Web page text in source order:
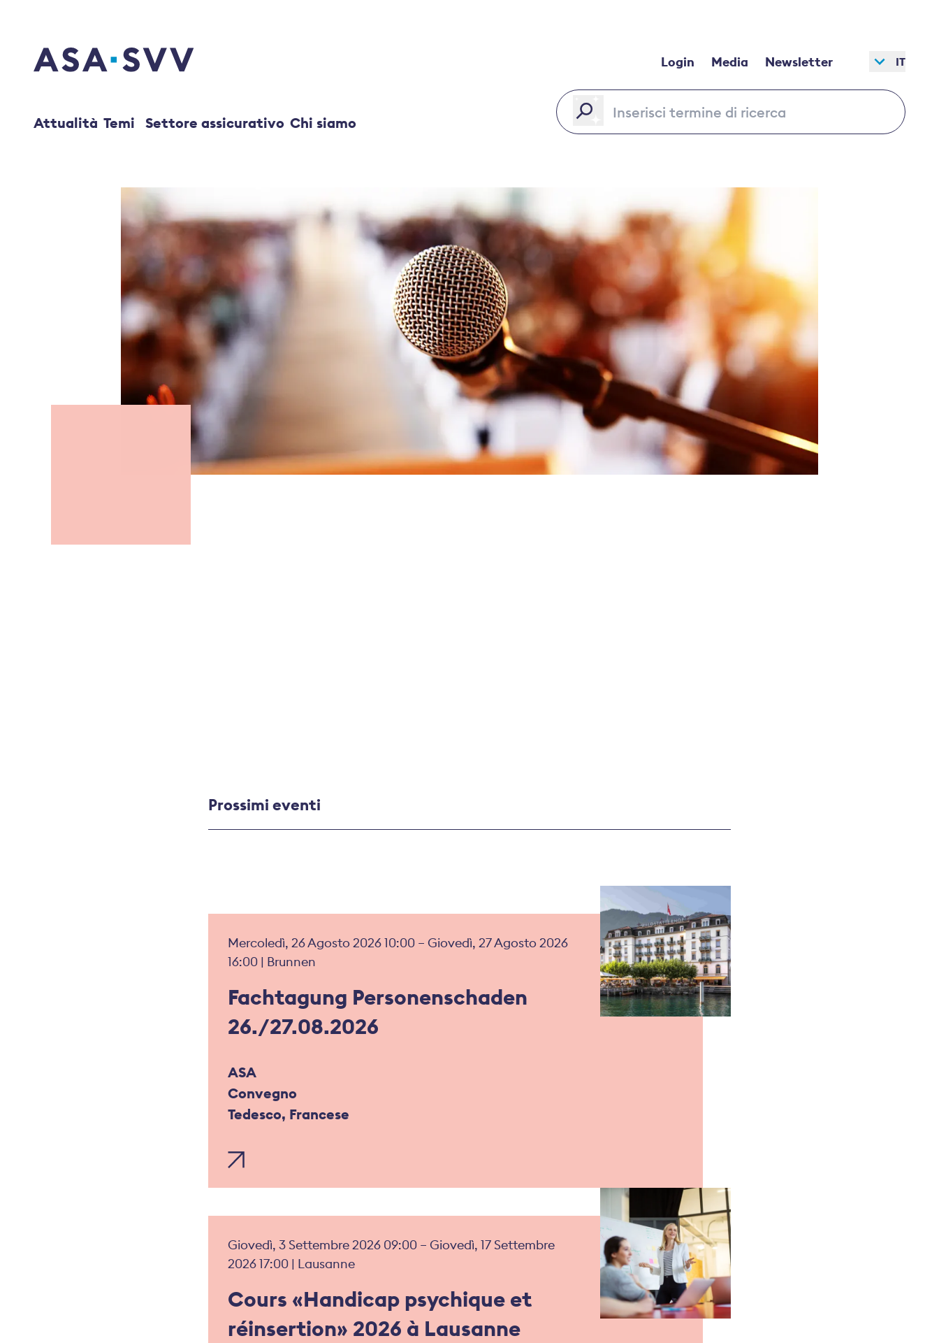
SVV Logo Login Media Newsletter IT
Attualità Temi Settore assicurativo Chi siamo
Prossimi eventi
Mercoledì, 26 Agosto 2026 10:00 – Giovedì, 27 Agosto 2026
16:00 | Brunnen
Fachtagung Personenschaden
26./27.08.2026
ASA
Convegno
Tedesco, Francese
Giovedì, 3 Settembre 2026 09:00 – Giovedì, 17 Settembre
2026 17:00 | Lausanne
Cours «Handicap psychique et
réinsertion» 2026 à Lausanne